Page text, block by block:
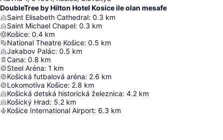
DoubleTree by Hilton Hotel Kosice ile olan mesafe
Saint Elisabeth Cathedral: 0.3 km
Saint Michael Chapel: 0.3 km
Košice: 0.4 km
National Theatre Košice: 0.5 km
Jakabov Palác: 0.5 km
Cana: 0.8 km
Steel Aréna: 1 km
Košická futbalová aréna: 2.6 km
Lokomotíva Košice: 2.8 km
Košická detská historická železnica: 4.2 km
Košický Hrad: 5.2 km
Košice International Airport: 6.3 km